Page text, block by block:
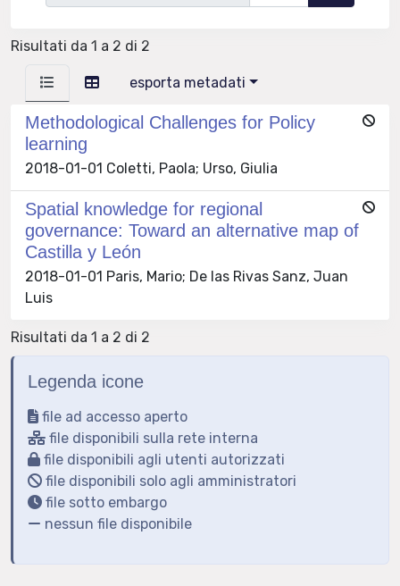
Risultati da 1 a 2 di 2
esporta metadati
Methodological Challenges for Policy
learning
2018-01-01 Coletti, Paola; Urso, Giulia
Spatial knowledge for regional
governance: Toward an alternative map of
Castilla y León
2018-01-01 Paris, Mario; De las Rivas Sanz, Juan
Luis
Risultati da 1 a 2 di 2
Legenda icone
file ad accesso aperto
file disponibili sulla rete interna
file disponibili agli utenti autorizzati
file disponibili solo agli amministratori
file sotto embargo
nessun file disponibile